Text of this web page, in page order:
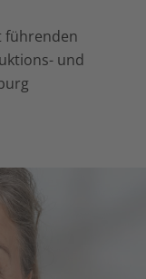
führenden
und